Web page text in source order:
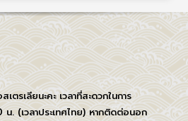
รเลียนะคะ เวลาที่สะดวกในการ
(เวลาประเทศไทย) หากติดต่อนอก